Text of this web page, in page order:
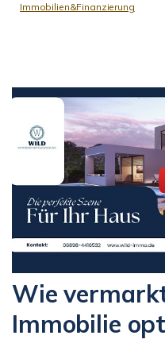
Immobilien&Finanzierung
Wie
Immobilie